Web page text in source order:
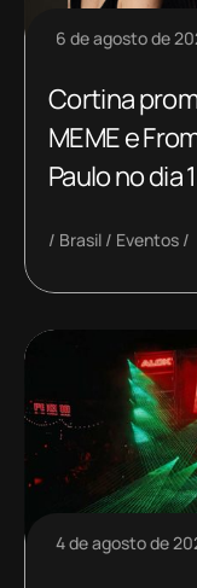
6 de agosto de
Cortina
MEME e
Paulo no dia
Brasil Eventos
4 de agosto de